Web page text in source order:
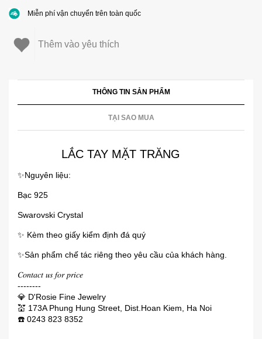
Miễn phí vận chuyển trên toàn quốc
Thêm vào yêu thích
THÔNG TIN SẢN PHẨM
TẠI SAO MUA
LẮC TAY MẶT TRĂNG
✨️Nguyên liệu:
Bạc 925
Swarovski Crystal
✨️ Kèm theo giấy kiểm định đá quý
✨️Sản phẩm chế tác riêng theo yêu cầu của khách hàng.
𝐶𝑜𝑛𝑡𝑎𝑐𝑡 𝑢𝑠 𝑓𝑜𝑟 𝑝𝑟𝑖𝑐𝑒
--------
💎 D'Rosie Fine Jewelry
💒 173A Phung Hung Street, Dist.Hoan Kiem, Ha Noi
☎️ 0243 823 8352